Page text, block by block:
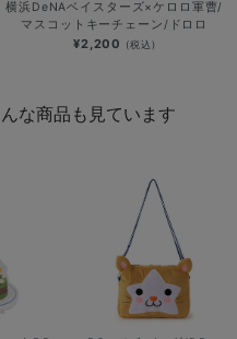
横浜DeNAベイスターズ×ケロロ軍曹/
マスコットキーチェーン/ドロロ
¥2,200 (税込)
な商品も見ています